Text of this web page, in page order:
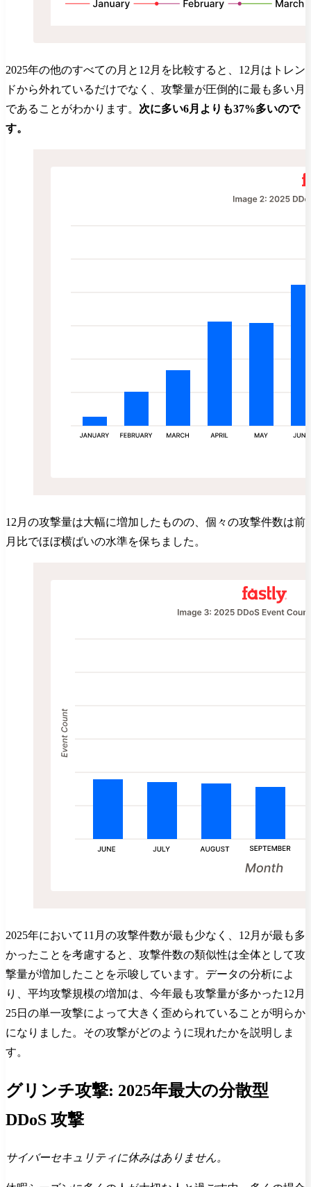
2025年の他のすべての月と12月を比較すると、12月はトレン
ドから外れているだけでなく、攻撃量が圧倒的に最も多い月
であることがわかります。 次に多い6月よりも37%多いので
す。
12月の攻撃量は大幅に増加したものの、個々の攻撃件数は前
月比でほぼ横ばいの水準を保ちました。
2025年において11月の攻撃件数が最も少なく、12月が最も多
かったことを考慮すると、攻撃件数の類似性は全体として攻
撃量が増加したことを示唆しています。データの分析によ
り、平均攻撃規模の増加は、今年最も攻撃量が多かった12月
25日の単一攻撃によって大きく歪められていることが明らか
になりました。その攻撃がどのように現れたかを説明しま
す。
グリンチ攻撃: 2025年最大の分散型
DDoS 攻撃
サイバーセキュリティに休みはありません。